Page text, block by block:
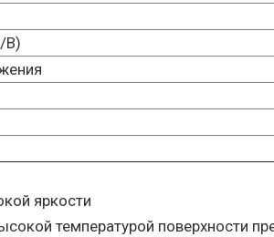
В)
яркости
температурой поверхности